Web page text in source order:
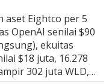
aset Eightco per 5
OpenAI senilai $90
ekuitas
$18 juta, 16.278
302 juta WLD,…